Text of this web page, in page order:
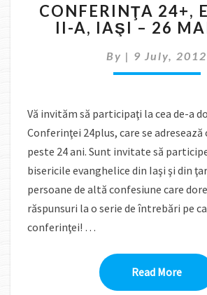
24+,
EDIŢIA
II-
A,
26
MAI
2012
CONFERINŢA 24+,
II-A, IAŞI – 26
By | 9 July, 2012
Vă invităm să participaţi la cea de-a
Conferinţei 24plus, care se
peste 24 ani. Sunt invitate să
bisericile evanghelice din Iaşi şi din
persoane de altă confesiune care
răspunsuri la o serie de întrebări pe
conferinţei! …
Read MoreRead